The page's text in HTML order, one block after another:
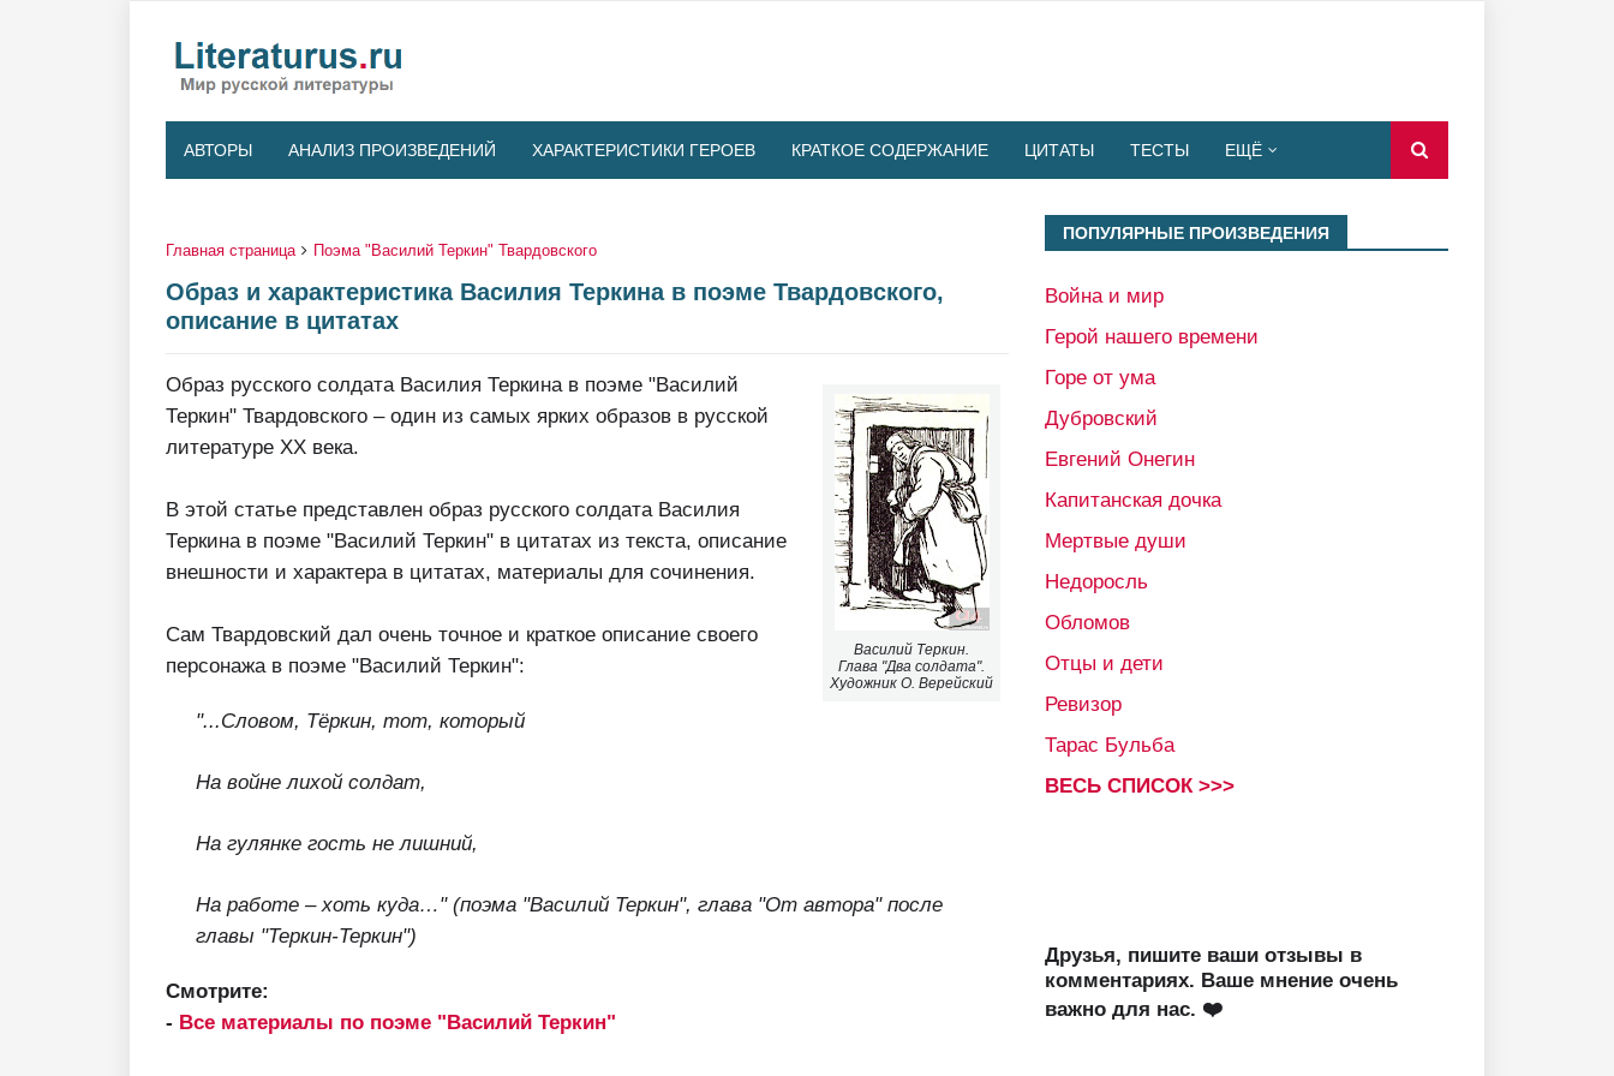
АВТОРЫ АНАЛИЗ ПРОИЗВЕДЕНИЙ ХАРАКТЕРИСТИКИ ГЕРОЕВ КРАТКОЕ СОДЕРЖАНИЕ ЦИТАТЫ ТЕСТЫ ЕЩЁ
Главная страница Поэма "Василий Теркин" Твардовского
Образ и характеристика Василия Теркина в поэме Твардовского,
описание в цитатах
Василий Теркин.
Глава "Два солдата".
Художник О. Верейский
Образ русского солдата Василия Теркина в поэме "Василий
Теркин" Твардовского – один из самых ярких образов в русской
литературе XX века.
В этой статье представлен образ русского солдата Василия
Теркина в поэме "Василий Теркин" в цитатах из текста, описание
внешности и характера в цитатах, материалы для сочинения.
Сам Твардовский дал очень точное и краткое описание своего
персонажа в поэме "Василий Теркин":
"...Словом, Тёркин, тот, который
На войне лихой солдат,
На гулянке гость не лишний,
На работе – хоть куда…" (поэма "Василий Теркин", глава "От автора" после
главы "Теркин-Теркин")
Смотрите:
- Все материалы по поэме "Василий Теркин"
ПОПУЛЯРНЫЕ ПРОИЗВЕДЕНИЯ
Война и мир
Герой нашего времени
Горе от ума
Дубровский
Евгений Онегин
Капитанская дочка
Мертвые души
Недоросль
Обломов
Отцы и дети
Ревизор
Тарас Бульба
ВЕСЬ СПИСОК >>>
Друзья, пишите ваши отзывы в
комментариях. Ваше мнение очень
важно для нас. ❤️